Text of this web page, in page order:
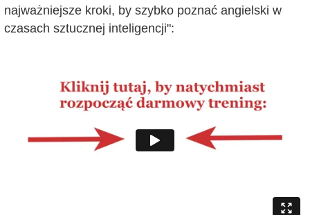
najważniejsze kroki, by szybko poznać angielski w
czasach sztucznej inteligencji":